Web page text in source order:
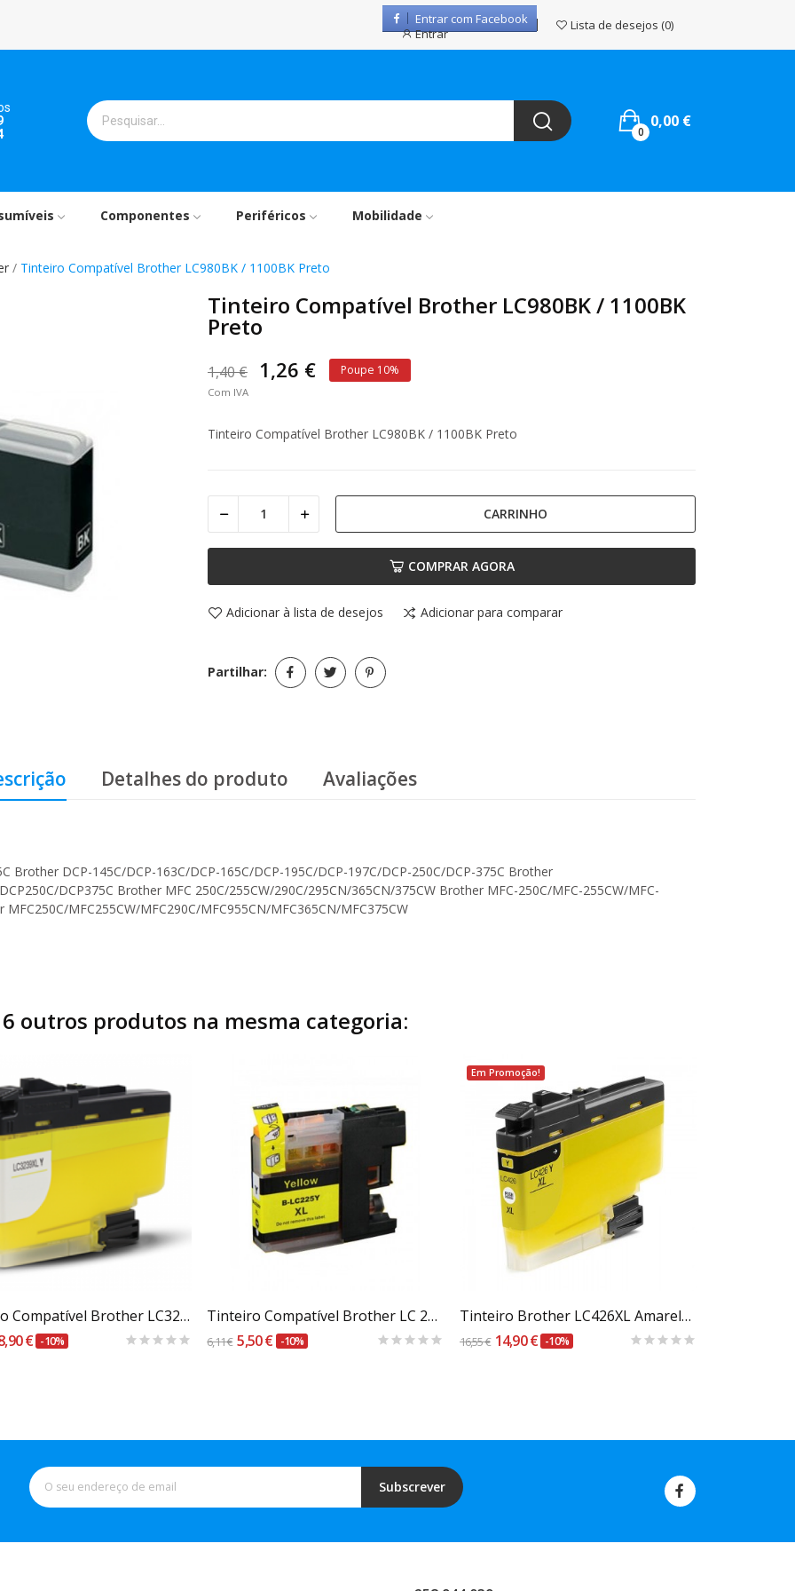
Entrar com Facebook
Entrar
Lista de desejos 0
0,00 €
0
Componentes Periféricos Mobilidade
Tinteiro Compatível Brother LC980BK / 1100BK Preto
Tinteiro Compatível Brother LC980BK / 1100BK
Preto
1,40 € 1,26 € Poupe 10%
Com IVA
Tinteiro Compatível Brother LC980BK / 1100BK Preto
CARRINHO
COMPRAR AGORA
Adicionar à lista de desejos Adicionar para comparar
Partilhar:
Detalhes do produto Avaliações
Brother DCP-145C/DCP-163C/DCP-165C/DCP-195C/DCP-197C/DCP-250C/DCP-375C Brother
DCP375C Brother MFC 250C/255CW/290C/295CN/365CN/375CW Brother MFC-250C/MFC-255CW/MFC-
MFC255CW/MFC290C/MFC955CN/MFC365CN/MFC375CW
outros produtos na mesma categoria:
Carrinho
Tinteiro Compatível Brother LC3239 XL Amarelo
€ -10%
Tinteiro Compatível Brother LC 225Y Amarelo
6,11 € 5,50 € -10%
Em Promoção!
Carrinho
Tinteiro Brother LC426XL Amarelo - Compatível
16,55 € 14,90 € -10%
Subscrever